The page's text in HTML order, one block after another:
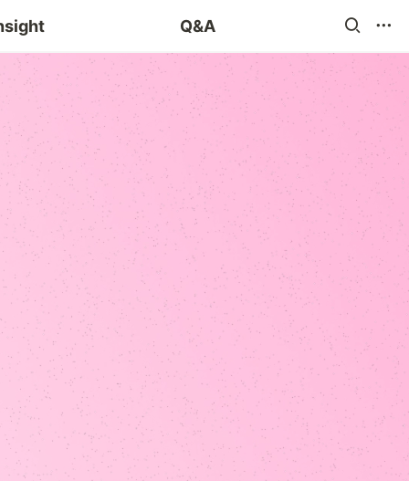
Q&A
blog 챌린지